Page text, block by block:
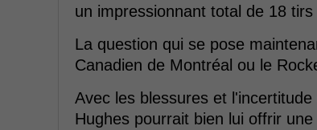
un impressionnant total de 18 tirs
La question qui se pose
Canadien de Montréal ou le
Avec les blessures et
Hughes pourrait bien lui offrir